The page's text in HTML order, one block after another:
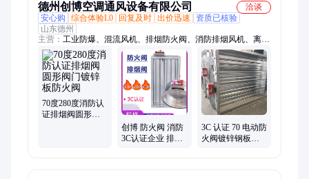
德州创博空调通风设备有限公司
洽谈
安心购
综合体验L0 回复及时 出价迅速
资质已核验
山东德州
主营： 工业防爆、混流风机、排烟防火阀、消防排烟风机、离心
风机箱、铝合金风口、壁式轴流风机
70度280度消防认
证排烟阀圆形阀
创博 防火阀 消防
3C认证企业 排烟
3C 认证 70 电动防
火阀镀锌钢板风